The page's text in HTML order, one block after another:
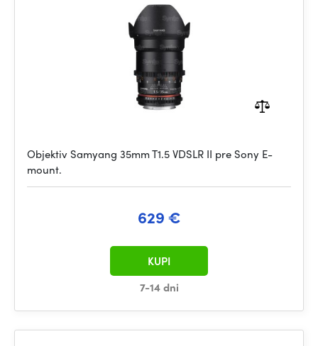
Objektiv Samyang 35mm T1.5 VDSLR II pre Sony E-
mount.
629 €
7-14 dni
KUPI